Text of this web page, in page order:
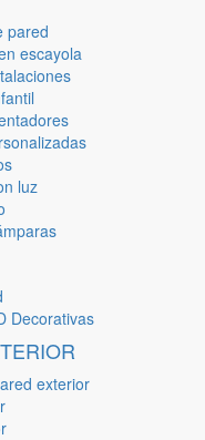
pared
escayola
luz
Decorativas
exterior